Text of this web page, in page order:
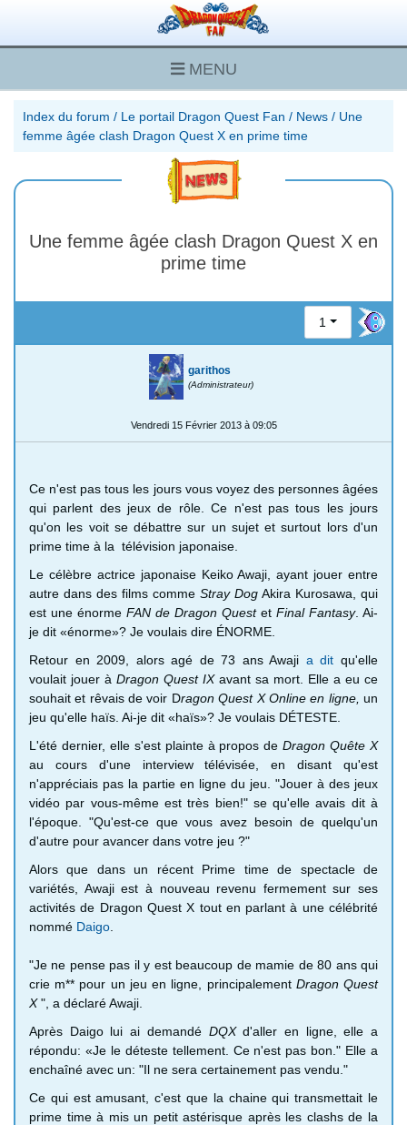
MENU
Index du forum / Le portail Dragon Quest Fan / News / Une
femme âgée clash Dragon Quest X en prime time
Une femme âgée clash Dragon Quest X en
prime time
1
garithos
(Administrateur)
Vendredi 15 Février 2013 à 09:05
Ce n'est pas tous les jours vous voyez des personnes âgées
qui parlent des jeux de rôle.
Ce n'est pas tous les jours
qu'on les voit se débattre sur un sujet et surtout lors d'un
prime time à la télévision japonaise.
Le célèbre actrice japonaise Keiko Awaji, ayant jouer entre
autre dans des films comme Stray Dog Akira Kurosawa, qui
est une énorme FAN de Dragon Questet Final Fantasy. Ai-
je dit «énorme»? Je voulais dire ÉNORME.
Retour en 2009, alors agé de 73 ans Awaji a dit qu'elle
voulait jouer à Dragon Quest IXavant sa mort.
Elle a eu ce
souhait et rêvais de voir Dragon Quest X Online en ligne, un
jeu qu'elle haïs. Ai-je dit «haïs»? Je voulais DÉTESTE.
L'été dernier, elle s'est plainte à propos deDragon Quête X
au cours d'une interview télévisée, en disant qu'est
n'appréciais pas la partie en ligne du jeu.
"Jouer à des jeux
vidéo par vous-même est très bien!" se qu'elle avais dit à
l'époque.
"Qu'est-ce que vous avez besoin de quelqu'un
d'autre pour avancer dans votre jeu ?"
Alors que dans un récent Prime time de spectacle de
variétés, Awaji est à nouveau revenu fermement sur ses
activités de Dragon Quest X tout en parlant à une célébrité
nommé Daigo
"Je ne pense pas il y est beaucoup de mamie de 80 ans qui
crie m** pour un jeu en ligne, principalement Dragon Quest
X", a déclaré Awaji.
Après Daigo lui ai demandé DQXd'aller en ligne, elle a
répondu: «Je le déteste tellement. Ce n'est pas bon." Elle a
enchaîné avec un: "Il ne sera certainement pas vendu."
Ce qui est amusant, c'est que la chaine qui transmettait le
prime time à mis un petit astérisque après les clashs de la